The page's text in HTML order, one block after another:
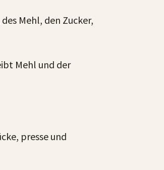
Mehl, den Zucker,
Mehl und der
presse und